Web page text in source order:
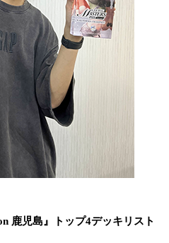
鹿児島』トップ4デッキリスト